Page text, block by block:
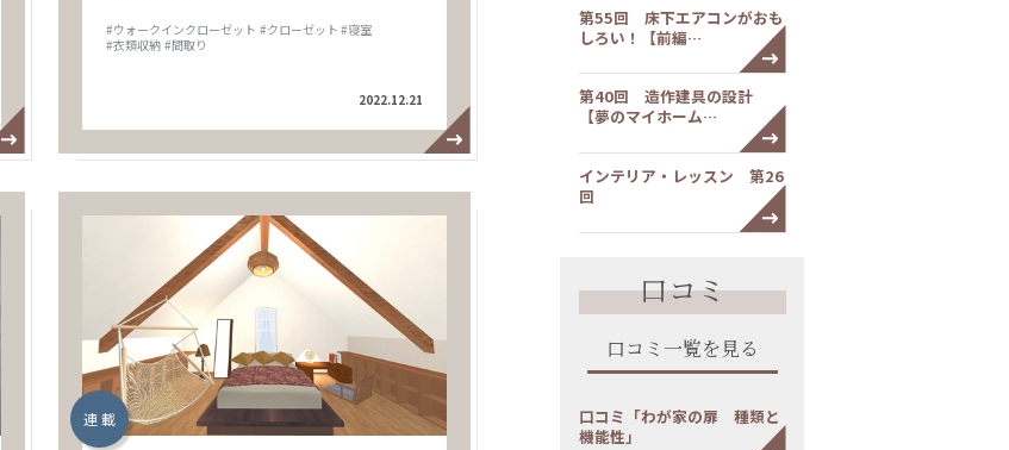
#ウォークインクローゼット #クローゼット #寝室
#衣類収納 #間取り
2022.12.21
連 載
第55回 床下エアコンがおも
しろい！【前編…
第40回 造作建具の設計
【夢のマイホーム…
インテリア・レッスン 第26
回
口コミ
口コミ一覧を見る
口コミ「わが家の扉 種類と
機能性」